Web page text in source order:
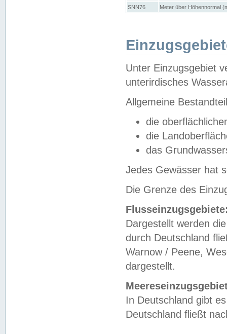
SNN76
Meter über Höhennormal
Unter Einzugsgebiet
unterirdisches
Allgemeine
die
die
das
Jedes Gewässer hat
Die Grenze des
Dargestellt werden
durch Deutschland
Warnow / Peene,
dargestellt.
In Deutschland gibt
Deutschland fließt